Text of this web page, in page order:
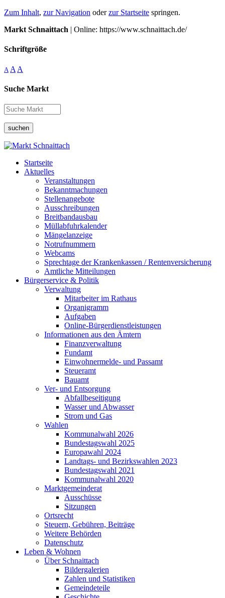
Zum Inhalt, zur Navigation oderzur Startseite springen.
Markt Schnaittach | Online: https://www.schnaittach.de/
Schriftgröße
A A A
Suche Markt
suchen
Startseite
Aktuelles
Veranstaltungen
Bekanntmachungen
Stellenangebote
Ausschreibungen
Breitbandausbau
Müllabfuhrkalender
Mängelanzeige
Notrufnummern
Webcams
Sprechtage der Krankenkassen / Rentenversicherung
Amtliche Mitteilungen
Bürgerservice & Politik
Verwaltung
Mitarbeiter im Rathaus
Organigramm
Aufgaben
Online-Bürgerdienstleistungen
Informationen aus den Ämtern
Finanzverwaltung
Fundamt
Einwohnermelde- und Passamt
Steueramt
Bauamt
Ver- und Entsorgung
Abfallbeseitigung
Wasser und Abwasser
Strom und Gas
Wahlen
Kommunalwahl 2026
Bundestagswahl 2025
Europawahl 2024
Landtags- und Bezirkswahlen 2023
Bundestagswahl 2021
Kommunalwahl 2020
Marktgemeinderat
Ausschüsse
Sitzungen
Ortsrecht
Steuern, Gebühren, Beiträge
Weitere Behörden
Datenschutz
Leben & Wohnen
Über Schnaittach
Bildergalerien
Zahlen und Statistiken
Gemeindeteile